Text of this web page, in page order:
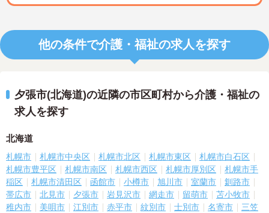
他の条件で介護・福祉の求人を探す
夕張市(北海道)の近隣の市区町村から介護・福祉の
求人を探す
北海道
札幌市 札幌市中央区 札幌市北区 札幌市東区
札幌市白石区
札幌市豊平区
札幌市南区 札幌市西区 札幌市厚別区
札幌市手
稲区
札幌市清田区 函館市 小樽市 旭川市 室蘭市
釧路市
帯広市
北見市 夕張市 岩見沢市 網走市 留萌市
苫小牧市
稚内市
美唄市 江別市 赤平市 紋別市 士別市 名寄市
三笠